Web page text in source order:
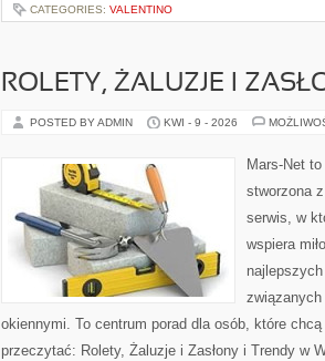
CATEGORIES: VALENTINO
ROLETY, ŻALUZJE I
POSTED BY ADMIN KWI - 9 - 2026
Mars-Net
stworzona
serwis, w
wspiera
związanych
okiennymi. To centrum porad dla osób, które
przeczytać: Rolety, Żaluzje i Zasłony i Trendy w